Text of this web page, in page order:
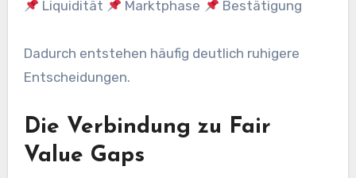
Liquidität Marktphase Bestätigung
Dadurch entstehen häufig deutlich ruhigere
Entscheidungen.
Die Verbindung zu Fair
Value Gaps